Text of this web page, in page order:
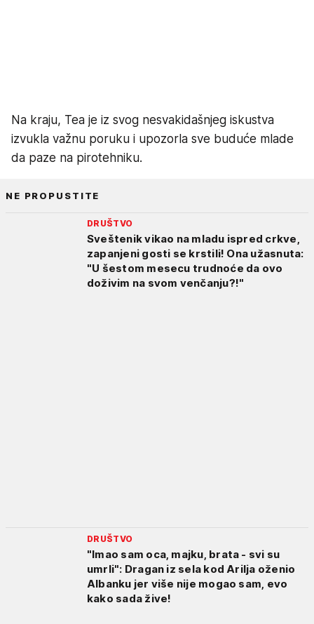
Na kraju, Tea je iz svog nesvakidašnjeg iskustva
izvukla važnu poruku i upozorla sve buduće mlade
da paze na pirotehniku.
NE PROPUSTITE
DRUŠTVO
Sveštenik vikao na mladu ispred crkve,
zapanjeni gosti se krstili! Ona užasnuta:
"U šestom mesecu trudnoće da ovo
doživim na svom venčanju?!"
DRUŠTVO
"Imao sam oca, majku, brata - svi su
umrli": Dragan iz sela kod Arilja oženio
Albanku jer više nije mogao sam, evo
kako sada žive!